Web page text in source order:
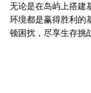
无论是在岛屿上搭建
环境都是赢得胜利的
顿困扰，尽享生存挑